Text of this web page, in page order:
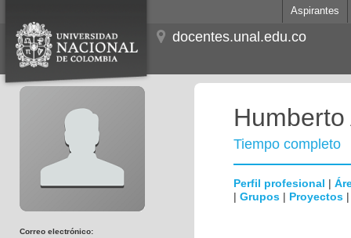
Aspirantes
docentes.unal.edu.co
Correo electrónico:
Tiempo completo
Perfil profesional |
| Grupos | Proyectos